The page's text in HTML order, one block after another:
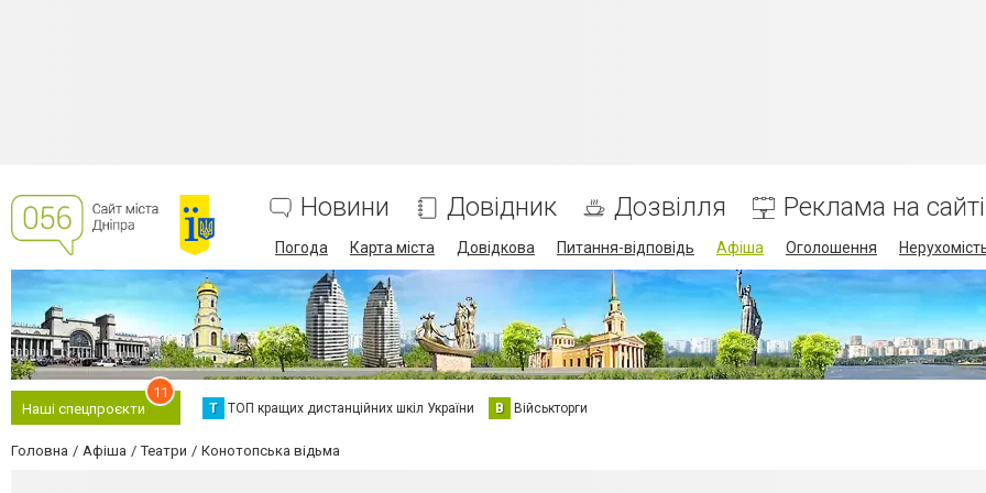
Новини Довідник Дозвілля Реклама на сайті
Погода Карта міста Довідкова Питання-відповідь Афіша Оголошення
Наші спецпроєкти
11
Т ТОП кращих дистанційних шкіл України В Військторги
Головна Афіша Театри Конотопська відьма